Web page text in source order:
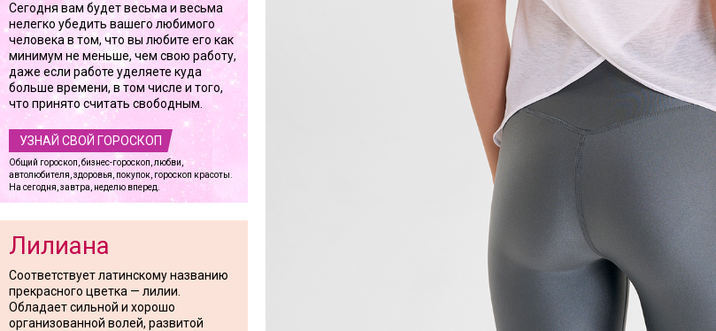
Сегодня вам будет весьма и весьма
нелегко убедить вашего любимого
человека в том, что вы любите его как
минимум не меньше, чем свою работу,
даже если работе уделяете куда
больше времени, в том числе и того,
что принято считать свободным.
УЗНАЙ СВОЙ ГОРОСКОП
Общий гороскоп, бизнес-гороскоп, любви,
автолюбителя, здоровья, покупок, гороскоп красоты.
На сегодня, завтра, неделю вперед.
Лилиана
Соответствует латинскому названию
прекрасного цветка — лилии.
Обладает сильной и хорошо
организованной волей, развитой